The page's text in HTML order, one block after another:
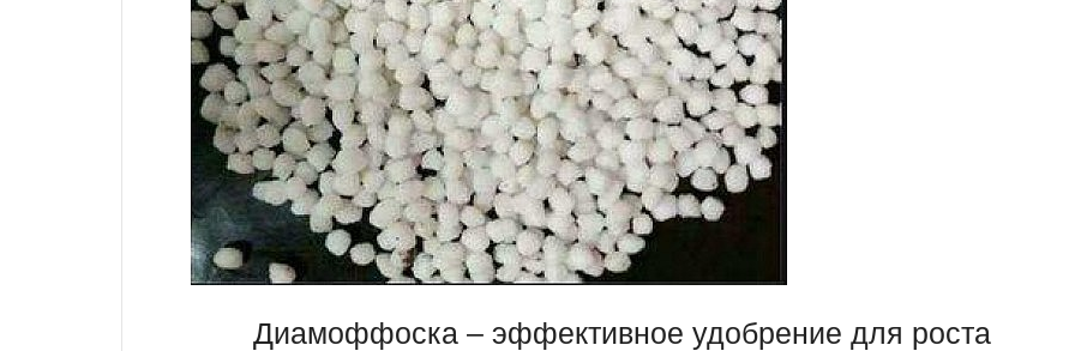
Диамоффоска – эффективное удобрение для роста